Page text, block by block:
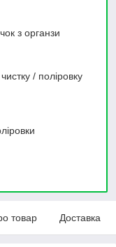
з органзи
/ поліровку
товар Доставка